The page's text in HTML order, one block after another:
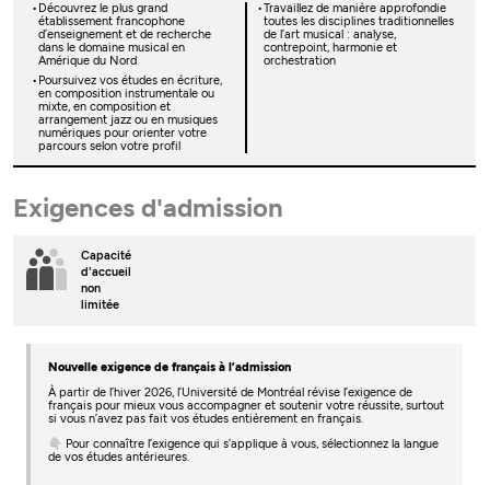
Découvrez le plus grand
établissement francophone
d’enseignement et de recherche
dans le domaine musical en
Amérique du Nord
Travaillez de manière approfondie
toutes les disciplines traditionnelles
de l’art musical : analyse,
contrepoint, harmonie et
orchestration
Poursuivez vos études en écriture,
en composition instrumentale ou
mixte, en composition et
arrangement jazz ou en musiques
numériques pour orienter votre
parcours selon votre profil
Exigences d'admission
Capacité
d'accueil
non
limitée
Nouvelle exigence de français à l’admission
À partir de l’hiver 2026, l’Université de Montréal révise l’exigence de
français pour mieux vous accompagner et soutenir votre réussite, surtout
si vous n’avez pas fait vos études entièrement en français.
👇 Pour connaître l’exigence qui s’applique à vous, sélectionnez la langue
de vos études antérieures.